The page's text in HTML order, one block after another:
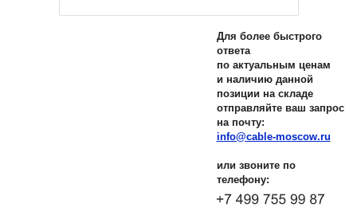
Для более быстрого
ответа
по актуальным ценам
и наличию данной
позиции на складе
отправляйте ваш запрос
на почту:
info@cable-moscow.ru
или звоните по
телефону: